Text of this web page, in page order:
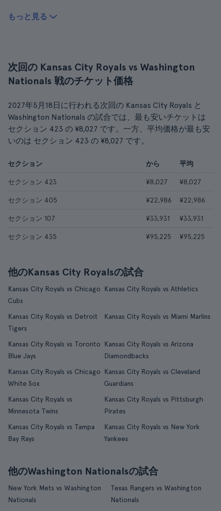
もっと見る
次回の Kansas City Royals vs Washington
Nationals 戦のチケット価格
2027年5月18日に行われる次回の Kansas City Royals と
Washington Nationals の試合では、最も安いチケットは
セクション 423 の ¥8,027 です。一方、平均価格が最も安
いのは セクション 423 の ¥8,027 です。
セクション から 平均
セクション 423 ¥8,027 ¥8,027
セクション 405 ¥22,986 ¥22,986
セクション 107 ¥33,931 ¥33,931
セクション 435 ¥95,225 ¥95,225
他のKansas City Royalsの試合
Kansas City Royals vs Chicago
Cubs
Kansas City Royals vs Athletics
Kansas City Royals vs Detroit
Tigers
Kansas City Royals vs Miami Marlins
Kansas City Royals vs Toronto
Blue Jays
Kansas City Royals vs Arizona
Diamondbacks
Kansas City Royals vs Chicago
White Sox
Kansas City Royals vs Cleveland
Guardians
Kansas City Royals vs
Minnesota Twins
Kansas City Royals vs Pittsburgh
Pirates
Kansas City Royals vs Tampa
Bay Rays
Kansas City Royals vs New York
Yankees
他のWashington Nationalsの試合
New York Mets vs Washington
Nationals
Texas Rangers vs Washington
Nationals